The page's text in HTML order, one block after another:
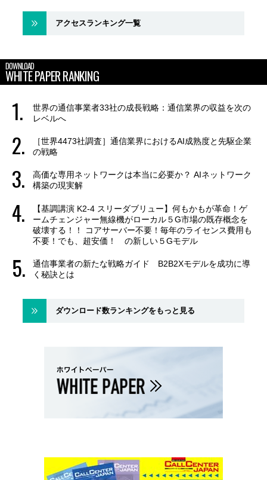
アクセスランキング一覧
DOWNLOAD
WHITE PAPER RANKING
世界の通信事業者33社の成長戦略：通信業界の収益を次の
レベルへ
［世界4473社調査］通信業界におけるAI成熟度と先駆企業
の戦略
高価な専用ネットワークは本当に必要か？ AIネットワーク
構築の現実解
【基調講演 K2-4 スリーダブリュー】何もかもが革命！ゲ
ームチェンジャー無線機がローカル５G市場の既存概念を
破壊する！！ コアサーバー不要！毎年のライセンス費用も
不要！でも、超安価！ の新しい５Gモデル
通信事業者の新たな戦略ガイド B2B2Xモデルを成功に導
く秘訣とは
ダウンロード数ランキングをもっと見る